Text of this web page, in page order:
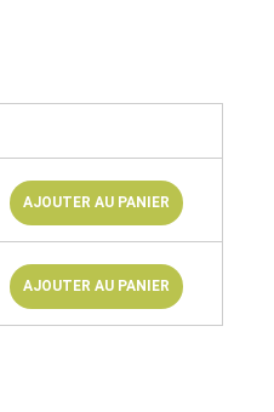
AJOUTER AU PANIER
AJOUTER AU PANIER